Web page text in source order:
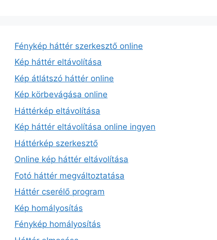
Fénykép háttér szerkesztő online
Kép háttér eltávolítása
Kép átlátszó háttér online
Kép körbevágása online
Háttérkép eltávolítása
Kép háttér eltávolítása online ingyen
Háttérkép szerkesztő
Online kép háttér eltávolítása
Fotó háttér megváltoztatása
Háttér cserélő program
Kép homályosítás
Fénykép homályosítás